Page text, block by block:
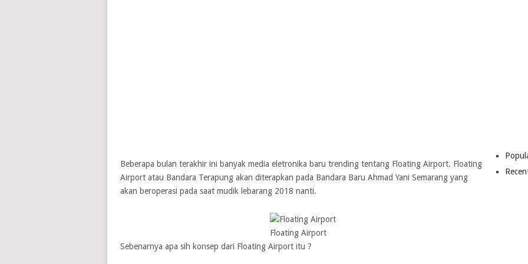
Beberapa bulan terakhir ini banyak media eletronika baru trending tentang Floating Airport. Floating
Airport atau Bandara Terapung akan diterapkan pada Bandara Baru Ahmad Yani Semarang yang
akan beroperasi pada saat mudik lebarang 2018 nanti.
Floating Airport
Sebenarnya apa sih konsep dari Floating Airport itu ?